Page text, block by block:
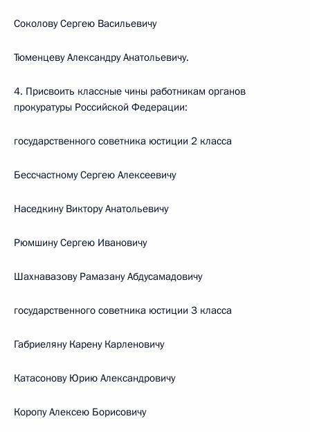
Соколову Сергею Васильевичу
Тюменцеву Александру Анатольевичу.
4. Присвоить классные чины работникам органов
прокуратуры Российской Федерации:
государственного советника юстиции 2 класса
Бессчастному Сергею Алексеевичу
Наседкину Виктору Анатольевичу
Рюмшину Сергею Ивановичу
Шахнавазову Рамазану Абдусамадовичу
государственного советника юстиции 3 класса
Габриеляну Карену Карленовичу
Катасонову Юрию Александровичу
Коропу Алексею Борисовичу